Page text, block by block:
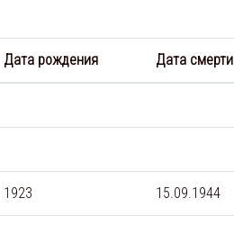
Дата рождения Дата смерти
1923 15.09.1944